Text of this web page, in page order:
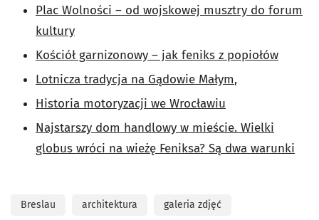
Plac Wolności – od wojskowej musztry do forum
kultury
Kościół garnizonowy – jak feniks z popiołów
Lotnicza tradycja na Gądowie Małym,
Historia motoryzacji we Wrocławiu
Najstarszy dom handlowy w mieście. Wielki
globus wróci na wieżę Feniksa? Są dwa warunki
Breslau architektura galeria zdjęć